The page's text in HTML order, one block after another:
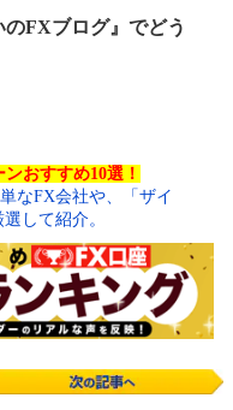
FXブログ』でどう
おすすめ10選！
なFX会社や、「ザイ
して紹介。